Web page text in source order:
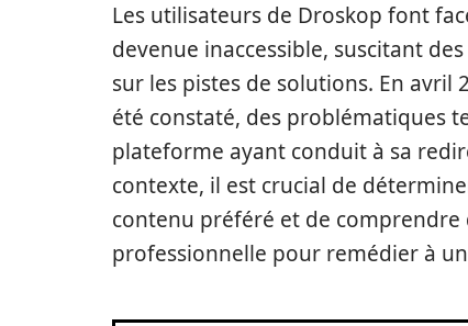
Les utilisateurs de Droskop font
devenue inaccessible, suscitant
sur les pistes de solutions. En
été constaté, des problématiques
plateforme ayant conduit à sa
contexte, il est crucial de
contenu préféré et de
professionnelle pour remédier à